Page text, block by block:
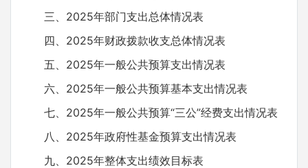
三、2025年部门支出总体情况表
四、2025年财政拨款收支总体情况表
五、2025年一般公共预算支出情况表
六、2025年一般公共预算基本支出情况表
七、2025年一般公共预算“三公”经费支出情况表
八、2025年政府性基金预算支出情况表
九、2025年整体支出绩效目标表